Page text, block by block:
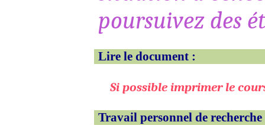
poursuivez des
Lire le document :
Si possible imprimer le
Travail personnel de